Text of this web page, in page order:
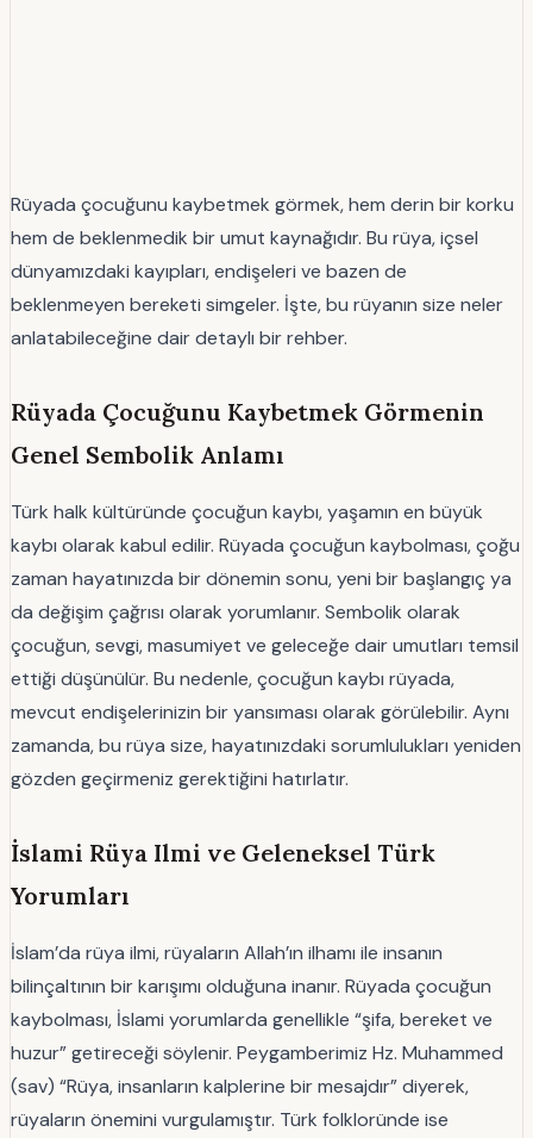
Rüyada çocuğunu kaybetmek görmek, hem derin bir korku
hem de beklenmedik bir umut kaynağıdır. Bu rüya, içsel
dünyamızdaki kayıpları, endişeleri ve bazen de
beklenmeyen bereketi simgeler. İşte, bu rüyanın size neler
anlatabileceğine dair detaylı bir rehber.
Rüyada Çocuğunu Kaybetmek Görmenin
Genel Sembolik Anlamı
Türk halk kültüründe çocuğun kaybı, yaşamın en büyük
kaybı olarak kabul edilir. Rüyada çocuğun kaybolması, çoğu
zaman hayatınızda bir dönemin sonu, yeni bir başlangıç ya
da değişim çağrısı olarak yorumlanır. Sembolik olarak
çocuğun, sevgi, masumiyet ve geleceğe dair umutları temsil
ettiği düşünülür. Bu nedenle, çocuğun kaybı rüyada,
mevcut endişelerinizin bir yansıması olarak görülebilir. Aynı
zamanda, bu rüya size, hayatınızdaki sorumlulukları yeniden
gözden geçirmeniz gerektiğini hatırlatır.
İslami Rüya Ilmi ve Geleneksel Türk
Yorumları
İslam’da rüya ilmi, rüyaların Allah’ın ilhamı ile insanın
bilinçaltının bir karışımı olduğuna inanır. Rüyada çocuğun
kaybolması, İslami yorumlarda genellikle “şifa, bereket ve
huzur” getireceği söylenir. Peygamberimiz Hz. Muhammed
(sav) “Rüya, insanların kalplerine bir mesajdır” diyerek,
rüyaların önemini vurgulamıştır. Türk folkloründe ise